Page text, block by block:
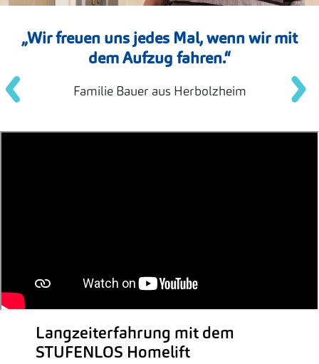
„Wir freuen uns jedes Mal, wenn wir mit
dem Aufzug fahren.“
Familie Bauer aus Herbolzheim
Langzeiterfahrung mit dem
STUFENLOS Homelift